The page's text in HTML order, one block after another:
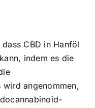
CBD in Hanföl
indem es die
wird angenommen,